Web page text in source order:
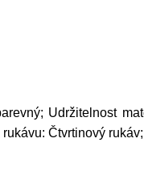
Udržitelnost
Čtvrtinový